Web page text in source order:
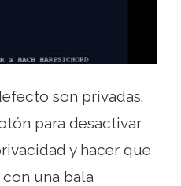
son privadas.
para desactivar
y hacer que
una bala